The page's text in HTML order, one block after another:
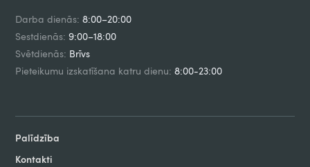
Darba dienās: 8:00–20:00
Sestdienās: 9:00–18:00
Svētdienās: Brīvs
Pieteikumu izskatīšana katru dienu: 8:00-23:00
Palīdzība
Kontakti